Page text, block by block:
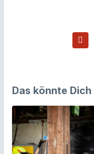
Das könnte